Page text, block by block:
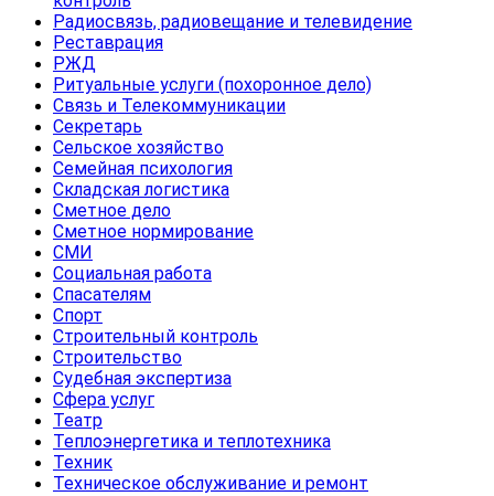
Радиосвязь, радиовещание и телевидение
Реставрация
РЖД
Ритуальные услуги (похоронное дело)
Связь и Телекоммуникации
Секретарь
Сельское хозяйство
Семейная психология
Складская логистика
Сметное дело
Сметное нормирование
СМИ
Социальная работа
Спасателям
Спорт
Строительный контроль
Строительство
Судебная экспертиза
Сфера услуг
Театр
Теплоэнергетика и теплотехника
Техник
Техническое обслуживание и ремонт